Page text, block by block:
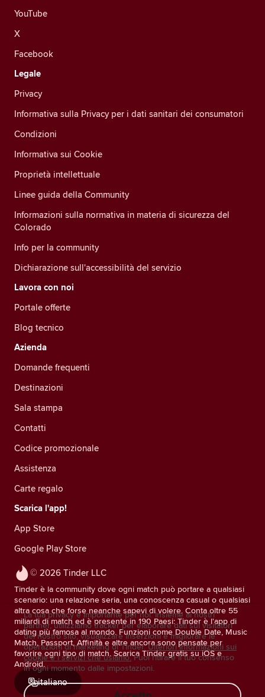
© 2026 Tinder LLC
Tinder è la community dove ogni match può portare a qualsiasi
scenario: una relazione seria, una conoscenza casual o qualsiasi
altra cosa che forse neanche sapevi di volere. Conta oltre 55
miliardi di match ed è presente in 190 Paesi: Tinder è l'app di
dating più famosa al mondo. Funzioni come Double Date, Music
Match, Passport, Affinità e altre ancora sono pensate per
favorire ogni tipo di match. Scarica Tinder gratis su iOS e
Android.
italiano
YouTube
X
Facebook
Legale
Privacy
Informativa sulla Privacy per i dati sanitari dei consumatori
Condizioni
Informativa sui Cookie
Proprietà intellettuale
Linee guida della Community
Informazioni sulla normativa in materia di sicurezza del
Colorado
Info per la community
Dichiarazione sull'accessibilità del servizio
Lavora con noi
Portale offerte
Blog tecnico
Azienda
Domande frequenti
Destinazioni
Sala stampa
Contatti
Codice promozionale
Assistenza
Carte regalo
Scarica l'app!
App Store
Google Play Store
La tua privacy è importante per noi. Insieme ai nostri
partner, utilizziamo tracker per elaborare dati sui visitatori
del nostro sito, visualizzare inserzioni e migliorare le
operazioni di marketing di Tinder. Ulteriori informazioni sui
cookie e i servizi che usiamo. Puoi ritirare il tuo consenso
in ogni momento dalle impostazioni.